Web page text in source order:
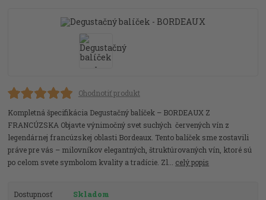
Ohodnotiť produkt
Kompletná špecifikácia Degustačný balíček – BORDEAUX Z
FRANCÚZSKA Objavte výnimočný svet suchých červených vín z
legendárnej francúzskej oblasti Bordeaux. Tento balíček sme zostavili
práve pre vás – milovníkov elegantných, štruktúrovaných vín, ktoré sú
po celom svete symbolom kvality a tradície. Zl... celý popis
Dostupnosť
Skladom